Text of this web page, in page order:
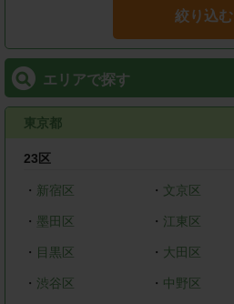
絞り込む
エリアで探す
東京都
23区
・ 新宿区 ・ 文京区
・ 墨田区 ・ 江東区
・ 目黒区 ・ 大田区
・ 渋谷区 ・ 中野区